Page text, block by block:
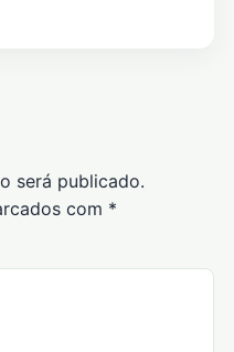
será publicado.
com *